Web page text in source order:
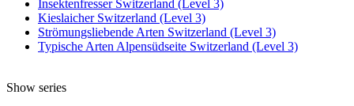
Insektenfresser Switzerland (Level 3)
Kieslaicher Switzerland (Level 3)
Strömungsliebende Arten Switzerland (Level 3)
Typische Arten Alpensüdseite Switzerland (Level 3)
Show series